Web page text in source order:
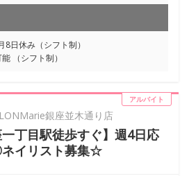
日休み（シフト制）
（シフト制）
アルバイト
銀座並木通り店
一丁目駅徒歩すぐ】週4日応
イリスト募集☆